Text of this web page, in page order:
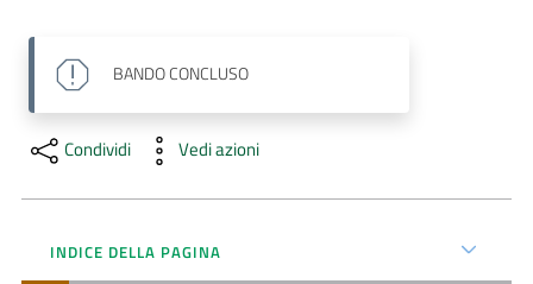
BANDOCONCLUSO
Condividi Vedi azioni
INDICE DELLA PAGINA